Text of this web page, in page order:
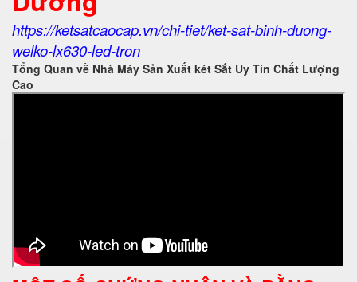
https://ketsatcaocap.vn/chi-tiet/ket-sat-binh-duong-
welko-lx630-led-tron
Tổng Quan về Nhà Máy Sản Xuất két Sắt Uy Tín Chất Lượng
Cao